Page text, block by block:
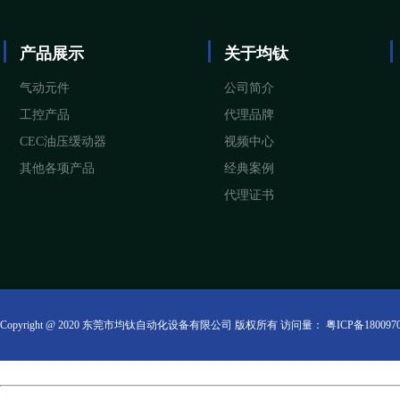
产品展示
气动元件
工控产品
CEC油压缓动器
其他各项产品
关于均钛
公司简介
代理品牌
视频中心
经典案例
代理证书
Copyright @ 2020 东莞市均钛自动化设备有限公司 版权所有 访问量： 粤ICP备